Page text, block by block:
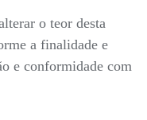
o teor desta
a finalidade e
e conformidade com